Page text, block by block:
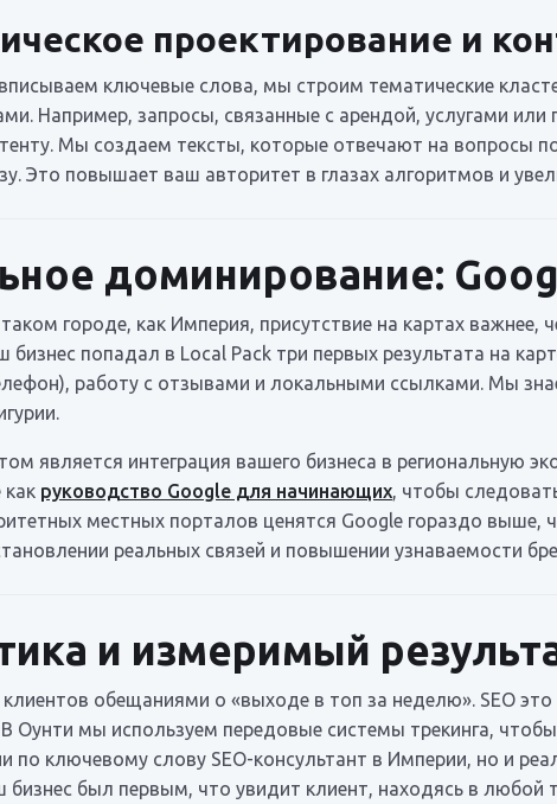
проектирование и
ключевые слова, мы строим тематические
Например, запросы, связанные с арендой, услугами
Мы создаем тексты, которые отвечают на вопросы
Это повышает ваш авторитет в глазах алгоритмов и
доминирование:
городе, как Империя, присутствие на картах
попадал в Local Pack три первых результата на
работу с отзывами и локальными ссылками. Мы
является интеграция вашего бизнеса в региональную
как руководство Google для начинающих, чтобы
местных порталов ценятся Google гораздо
реальных связей и повышении узнаваемости
и измеримый
обещаниями о «выходе в топ за неделю». SEO это
Оунти мы используем передовые системы трекинга,
по ключевому слову SEO-консультант в Империи, но и
бизнес был первым, что увидит клиент, находясь в любой